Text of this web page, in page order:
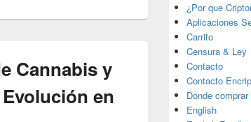
Cannabis y
en
¿Por que
Aplicaciones
Carrito
Censura & Ley
Contacto
Contacto
Donde
English